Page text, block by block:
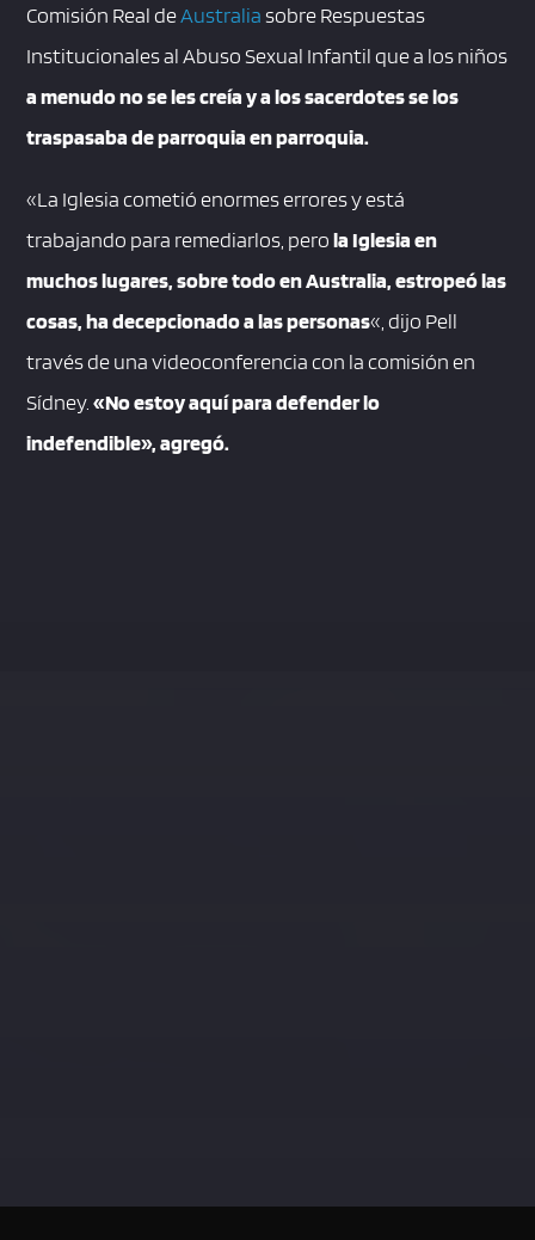
Comisión Real deAustralia sobre Respuestas
Institucionales al Abuso Sexual Infantil que a los niños
a menudo no se les creía y a los sacerdotes se los
traspasaba de parroquia en parroquia.
«La Iglesia cometió enormes errores y está
trabajando para remediarlos, perola Iglesia en
muchos lugares, sobre todo en Australia, estropeó las
cosas, ha decepcionado a las personas«, dijo Pell
través de una videoconferencia con la comisión en
Sídney.«No estoy aquí para defender lo
indefendible», agregó.